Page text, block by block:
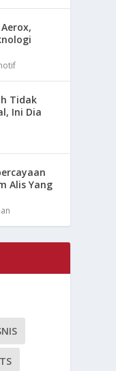
Tidak
Ini Dia
Alis Yang